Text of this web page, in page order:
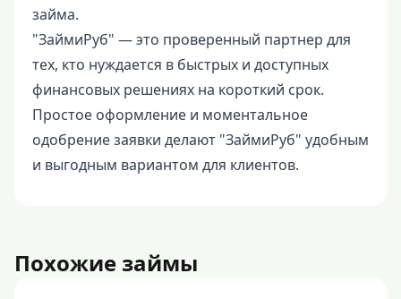
займа.
"ЗаймиРуб" — это проверенный партнер для
тех, кто нуждается в быстрых и доступных
финансовых решениях на короткий срок.
Простое оформление и моментальное
одобрение заявки делают "ЗаймиРуб" удобным
и выгодным вариантом для клиентов.
Похожие займы